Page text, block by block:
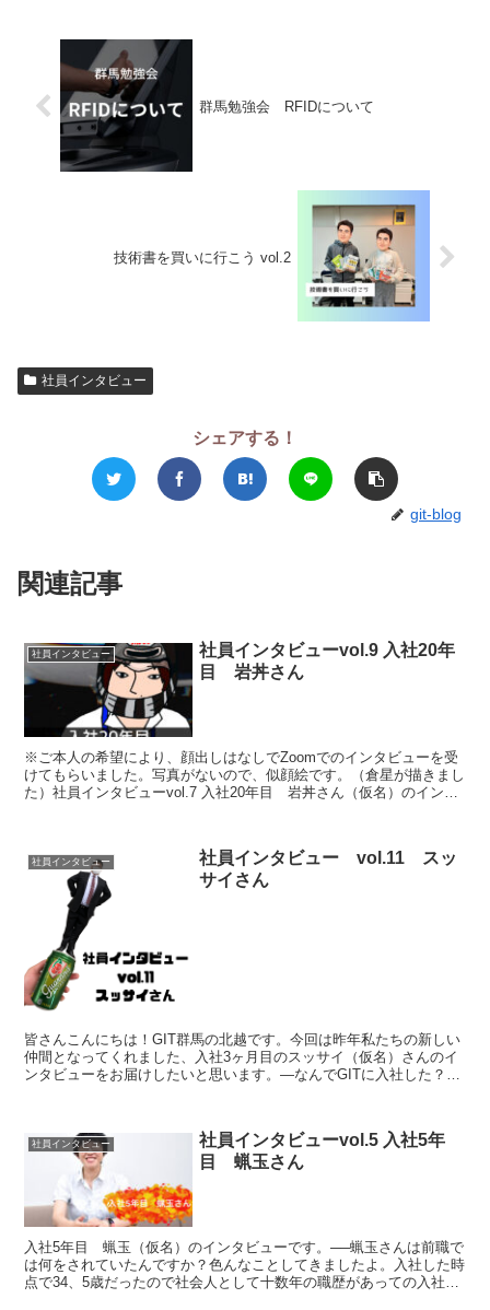
群馬勉強会 RFIDについて
技術書を買いに行こう vol.2
社員インタビュー
シェアする！
git-blog
関連記事
社員インタビュー
社員インタビューvol.9 入社20年
目 岩丼さん
※ご本人の希望により、顔出しはなしでZoomでのインタビューを受
けてもらいました。写真がないので、似顔絵です。（倉星が描きまし
た）社員インタビューvol.7 入社20年目 岩丼さん（仮名）のインタ
社員インタビュー
社員インタビュー vol.11 スッ
サイさん
皆さんこんにちは！GIT群馬の北越です。今回は昨年私たちの新しい
仲間となってくれました、入社3ヶ月目のスッサイ（仮名）さんのイ
ンタビューをお届けしたいと思います。―なんでGITに入社した？求
社員インタビュー
社員インタビューvol.5 入社5年
目 蝋玉さん
入社5年目 蝋玉（仮名）のインタビューです。──蝋玉さんは前職で
は何をされていたんですか？色んなことしてきましたよ。入社した時
点で34、5歳だったので社会人として十数年の職歴があっての入社で